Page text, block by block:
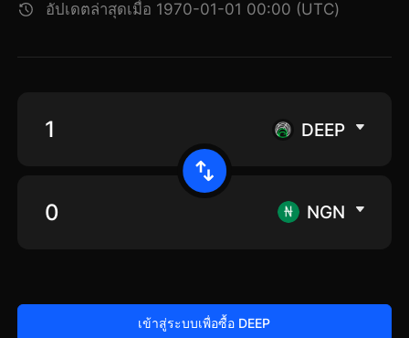
อัปเดตล่าสุดเมื่อ 1970-01-01 00:00 (UTC)
DEEP
NGN
เข้าสู่ระบบเพื่อซื้อ DEEP